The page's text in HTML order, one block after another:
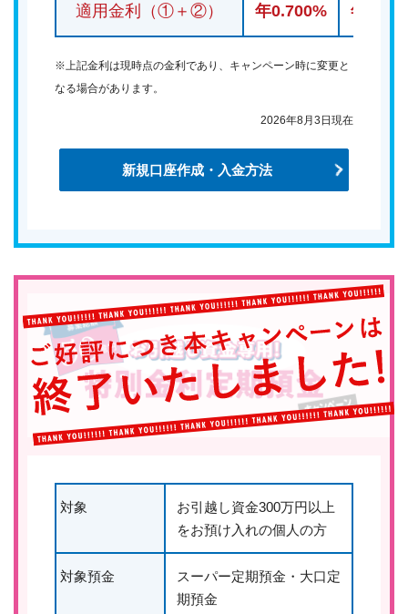
適用金利（①＋②） 年0.700% 年
※上記金利は現時点の金利であり、キャンペーン時に変更と
なる場合があります。
2026年8月3日現在
新規口座作成・入金方法
対象
お引越し資金300万円以上
をお預け入れの個人の方
対象預金
スーパー定期預金・大口定
期預金